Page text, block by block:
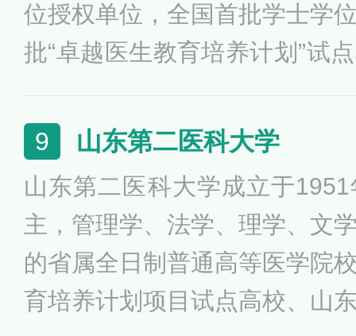
位授权单位，全国首批学士学
批“卓越医生教育培养计划”试
校基础能力建设工程支持高校
建设高校，国家级创新创业学
9 山东第二医科大学
山东第二医科大学成立于
主，管理学、法学、理学、文
的省属全日制普通高等医学院
育培养计划项目试点高校、山